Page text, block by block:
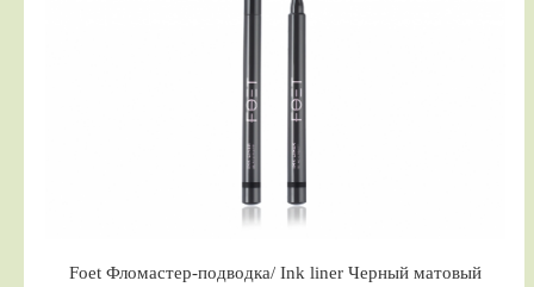
Foet Фломастер-подводка/ Ink liner Черный матовый